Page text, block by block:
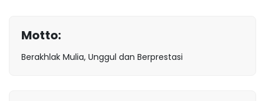
Motto:
Berakhlak Mulia, Unggul dan Berprestasi